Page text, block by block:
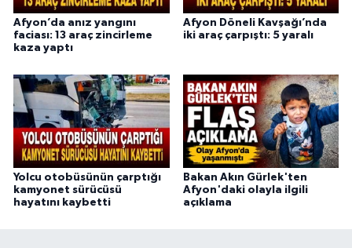
Afyon’da anız yangını
faciası: 13 araç zincirleme
kaza yaptı
Afyon Döneli Kavşağı’nda
iki araç çarpıştı: 5 yaralı
Yolcu otobüsünün çarptığı
kamyonet sürücüsü
hayatını kaybetti
Bakan Akın Gürlek'ten
Afyon'daki olayla ilgili
açıklama